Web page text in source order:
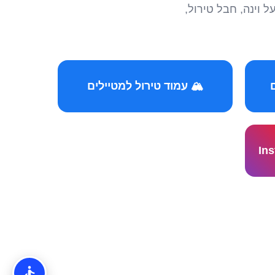
וינה, חבל טירול,
🏔️ עמוד טירול למטיילים